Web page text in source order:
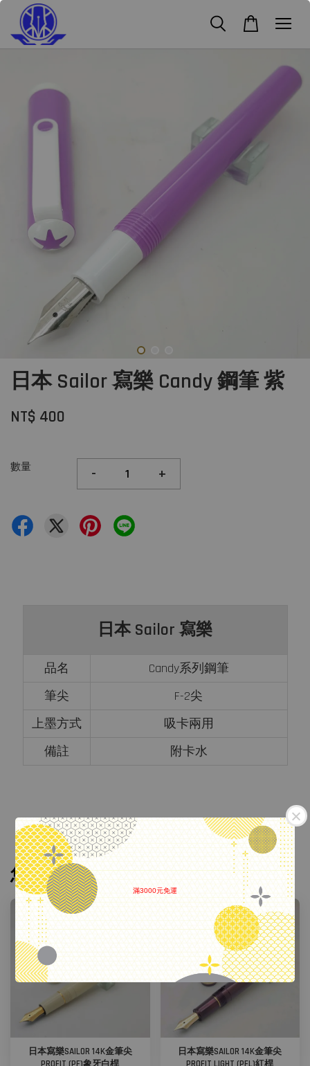
滿3000元免運
日本 Sailor 寫樂 Candy 鋼筆 紫
NT$ 400
數量 - +
日本 Sailor 寫樂
品名
Candy系列鋼筆
筆尖
F-2尖
上墨方式
吸卡兩用
備註
附卡水
您可能也喜歡
日本寫樂SAILOR 14K金筆尖
日本寫樂SAILOR 14K金筆尖